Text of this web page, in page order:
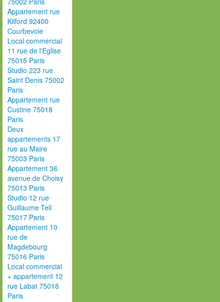
Appartement rue
Kilford 92400
Courbevoie
Local commercial
11 rue de l'Eglise
75015 Paris
Studio 223 rue
Saint Denis 75002
Paris
Appartement rue
Custine 75018
Paris
Deux
appartements 17
rue au Maire
75003 Paris
Appartement 36
avenue de Choisy
75013 Paris
Studio 12 rue
Guillaume Tell
75017 Paris
Appartement 10
rue de
Magdebourg
75016 Paris
Local commercial
+ appartement 12
rue Labat 75018
Paris